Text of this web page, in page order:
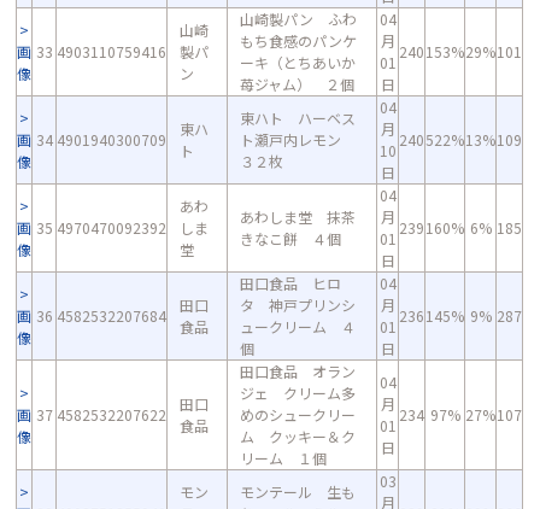
画
像
33 4903110759416
山崎
製パ
ン
山崎製パン ふわ
もち食感のパンケ
ーキ（とちあいか
苺ジャム） ２個
04
月
01
日
240153%29%101
画
像
34 4901940300709
東ハ
ト
東ハト ハーベス
ト瀬戸内レモン
３２枚
04
月
10
日
240522%13%109
画
像
35 4970470092392
あわ
しま
堂
あわしま堂 抹茶
きなこ餅 ４個
04
月
01
日
239160% 6% 185
画
像
36 4582532207684
田口
食品
田口食品 ヒロ
タ 神戸プリンシ
ュークリーム ４
個
04
月
01
日
236145% 9% 287
画
像
37 4582532207622
田口
食品
田口食品 オラン
ジェ クリーム多
めのシュークリー
ム クッキー＆ク
リーム １個
04
月
01
日
234 97% 27%107
モン
モンテール 生も
03
月